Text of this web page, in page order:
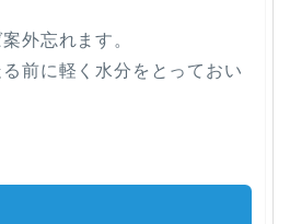
外忘れます。
前に軽く水分をとっておい